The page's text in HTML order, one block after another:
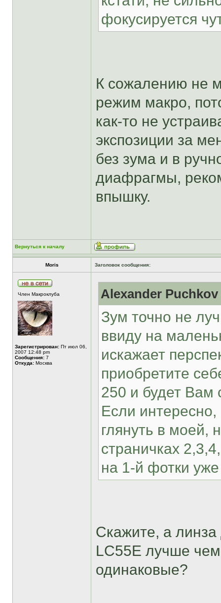
фокусируется
К сожалению не
режим макро,
как-то не
экспозиции за
без зума и в
диафрагмы,
впышку.
Вернуться к началу
Moris Заголовок сообщения:
Член Макроклуба
Зарегистрирован: Пт июл 06,
2007 12:48 pm
Сообщения: 7
Откуда: Москва
Alexander
Зум точно не
ввиду на
искажает
приобретите
250 и будет Вам
Если
глянуть в моей,
страничках
на 1-й фотки
Скажите, а
LC55E лучше
одинаковые?